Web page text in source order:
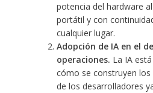
potencia del hardware
portátil y con
cualquier lugar.
Adopción de IA en el
operaciones. La IA
cómo se construyen los
de los desarrolladores